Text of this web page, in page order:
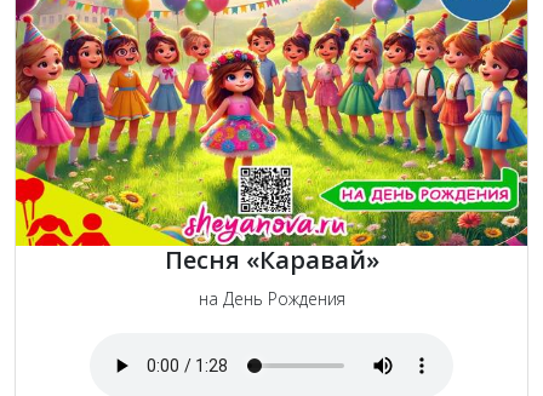
Песня «Каравай»
на День Рождения